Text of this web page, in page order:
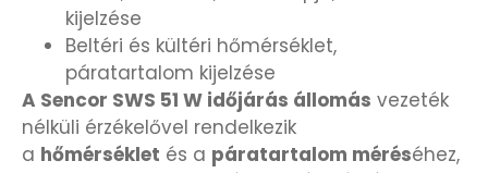
kijelzése
Beltéri és kültéri hőmérséklet,
páratartalom kijelzése
A Sencor SWS 51 W időjárás állomás vezeték
nélküli érzékelővel rendelkezik
a hőmérséklet és a páratartalom méréséhez,
HÁLÓZATI ÓRÁK
HOLLÓHÁZI PORCELÁN
ICE WATCH